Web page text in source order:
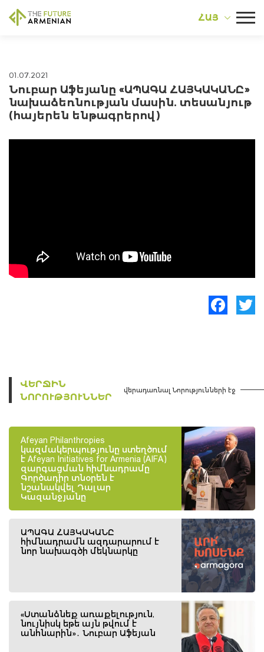
ՀԱՅ
01.07.2021
Նուբար Աֆեյանը «ԱՊԱԳԱ ՀԱՅԿԱԿԱՆԸ»
նախաձեռնության մասին. տեսանյութ
(հայերեն ենթագրերով)
ՎԵՐՋԻՆ
ՆՈՐՈՒԹՅՈՒՆՆԵՐ
վերադառնալ Նորությունների էջ
Afeyan Philanthropies
կազմակերպությունը ստեղծում
է Afeyan Initiatives for Armenia (AIFA)
զարգացման հիմնադրամը
Գործադիր տնօրեն է
նշանակվել Դալար
Կազանջյանը
ԱՊԱԳԱ ՀԱՅԿԱԿԱՆԸ
հիմնադրամն ազդարարում է
նոր նախագծի մեկնարկը
«Ստանձնեք առաքելություն,
նույնիսկ եթե այն թվում է
անհնարին»․ Նուբար Աֆեյան